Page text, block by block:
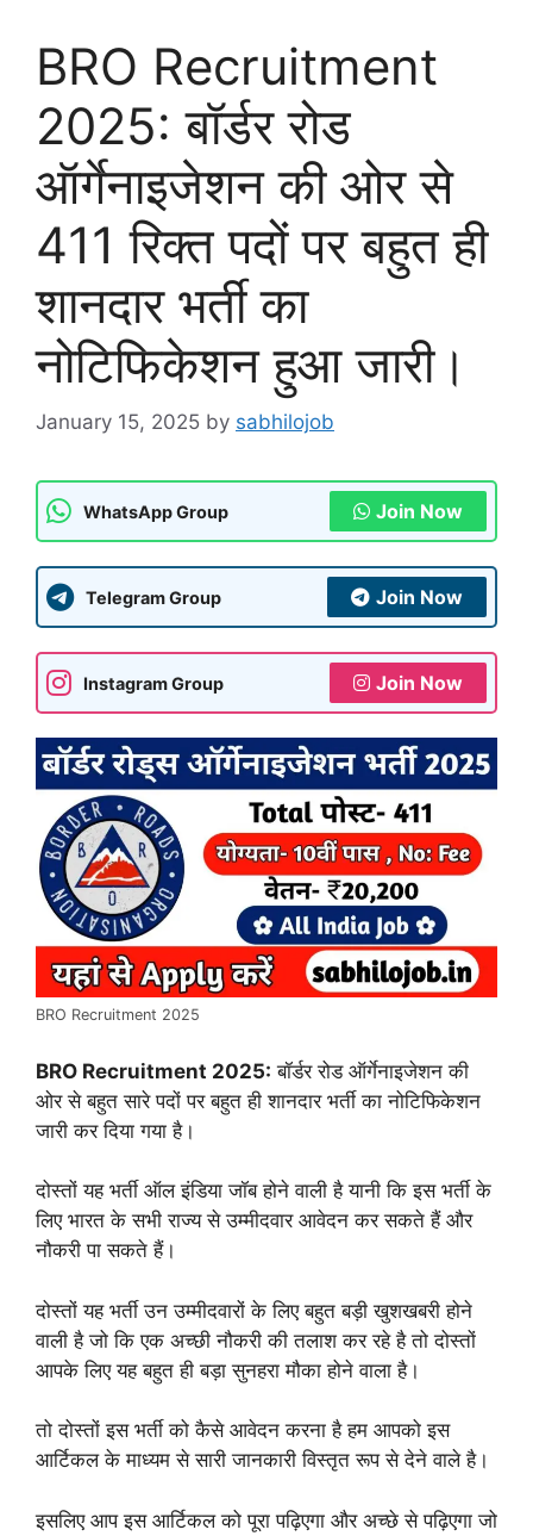
BRO Recruitment
2025: बॉर्डर रोड
ऑर्गेनाइजेशन की ओर से
411 रिक्त पदों पर बहुत ही
शानदार भर्ती का
नोटिफिकेशन हुआ जारी।
January 15, 2025 by sabhilojob
WhatsApp Group Join Now
Telegram Group Join Now
Instagram Group Join Now
BRO Recruitment 2025
BRO Recruitment 2025: बॉर्डर रोड ऑर्गेनाइजेशन की
ओर से बहुत सारे पदों पर बहुत ही शानदार भर्ती का नोटिफिकेशन
जारी कर दिया गया है।
दोस्तों यह भर्ती ऑल इंडिया जॉब होने वाली है यानी कि इस भर्ती के
लिए भारत के सभी राज्य से उम्मीदवार आवेदन कर सकते हैं और
नौकरी पा सकते हैं।
दोस्तों यह भर्ती उन उम्मीदवारों के लिए बहुत बड़ी खुशखबरी होने
वाली है जो कि एक अच्छी नौकरी की तलाश कर रहे है तो दोस्तों
आपके लिए यह बहुत ही बड़ा सुनहरा मौका होने वाला है।
तो दोस्तों इस भर्ती को कैसे आवेदन करना है हम आपको इस
आर्टिकल के माध्यम से सारी जानकारी विस्तृत रूप से देने वाले है।
इसलिए आप इस आर्टिकल को पूरा पढ़िएगा और अच्छे से पढ़िएगा जो